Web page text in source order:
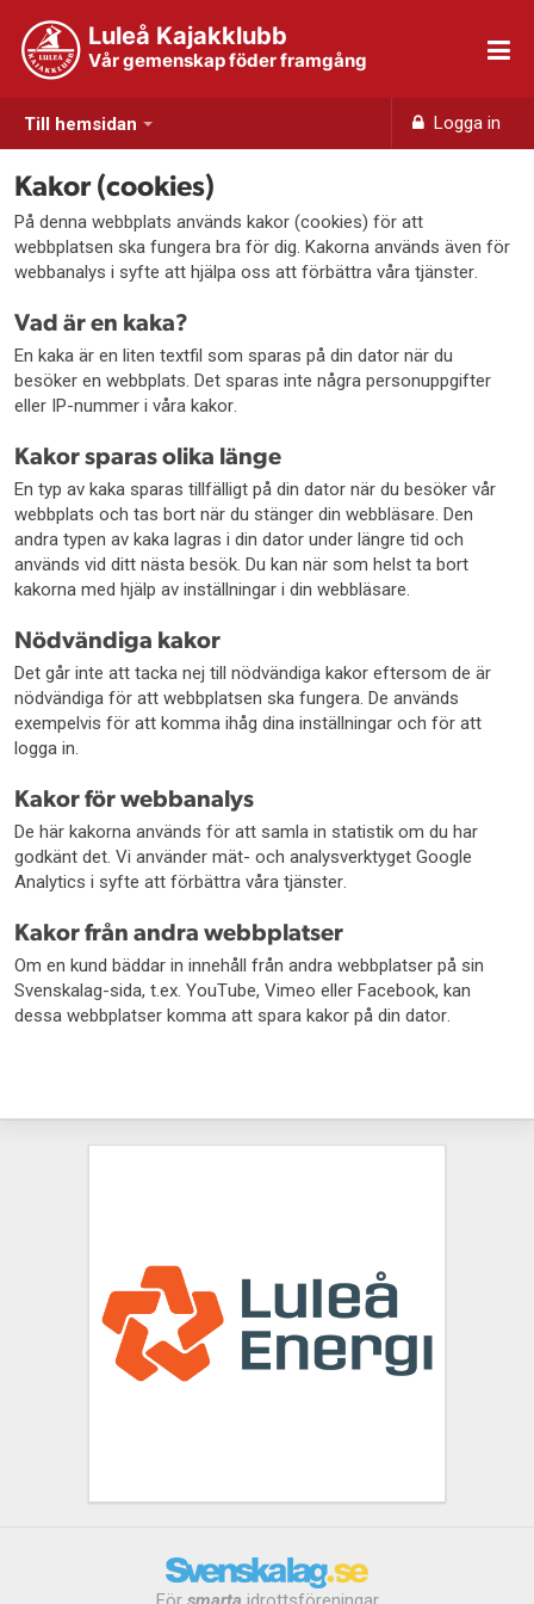
Till hemsidan Logga in
Luleå Kajakklubb
Vår gemenskap föder framgång
Kakor (cookies)
På denna webbplats används kakor (cookies) för att
webbplatsen ska fungera bra för dig. Kakorna används även för
webbanalys i syfte att hjälpa oss att förbättra våra tjänster.
Vad är en kaka?
En kaka är en liten textfil som sparas på din dator när du
besöker en webbplats. Det sparas inte några personuppgifter
eller IP-nummer i våra kakor.
Kakor sparas olika länge
En typ av kaka sparas tillfälligt på din dator när du besöker vår
webbplats och tas bort när du stänger din webbläsare. Den
andra typen av kaka lagras i din dator under längre tid och
används vid ditt nästa besök. Du kan när som helst ta bort
kakorna med hjälp av inställningar i din webbläsare.
Nödvändiga kakor
Det går inte att tacka nej till nödvändiga kakor eftersom de är
nödvändiga för att webbplatsen ska fungera. De används
exempelvis för att komma ihåg dina inställningar och för att
logga in.
Kakor för webbanalys
De här kakorna används för att samla in statistik om du har
godkänt det. Vi använder mät- och analysverktyget Google
Analytics i syfte att förbättra våra tjänster.
Kakor från andra webbplatser
Om en kund bäddar in innehåll från andra webbplatser på sin
Svenskalag-sida, t.ex. YouTube, Vimeo eller Facebook, kan
dessa webbplatser komma att spara kakor på din dator.